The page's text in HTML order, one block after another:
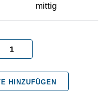
mittig
HINZUFÜGEN